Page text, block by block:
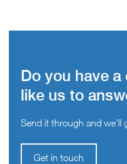
Do you have
like us to
Send it through and we’ll
Get in touch